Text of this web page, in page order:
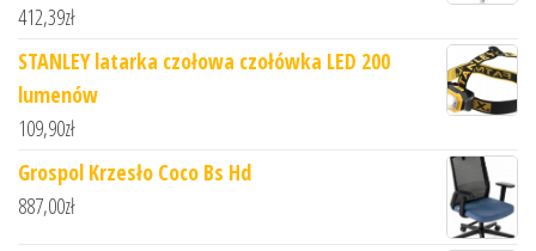
412,39zł
STANLEY latarka czołowa czołówka LED 200
lumenów
109,90zł
Grospol Krzesło Coco Bs Hd
887,00zł